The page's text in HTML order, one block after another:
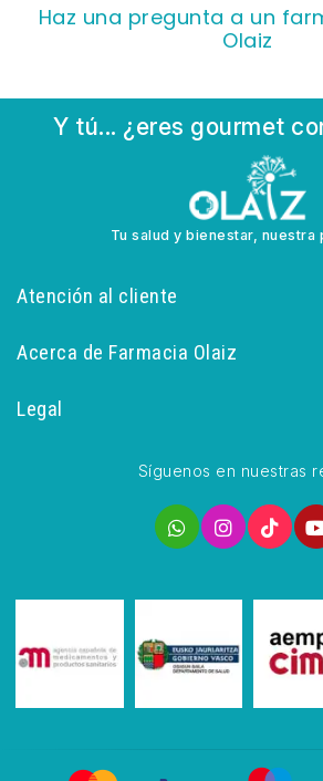
Haz una pregunta a un
Olaiz
Y tú... ¿eres gourmet
Tu salud y bienestar, nuestra
Atención al cliente
Acerca de Farmacia Olaiz
Legal
Síguenos en nuestras